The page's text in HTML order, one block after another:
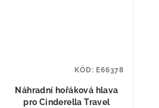
Náhradní hořáková hlava
pro Cinderella Travel
KÓD: E66378